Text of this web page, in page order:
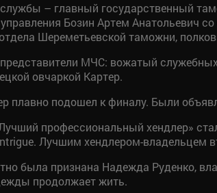
– главный государственный
Бозин Артем Анатольевич
Шереметьевской таможни,
МЧС: вожатый
овчаркой Картер.
плавно подошел к финалу. Были
профессиональный хендлер»
Лучшим хендлером-владельцем
была признана Надежда Руденко,
продолжает жить.